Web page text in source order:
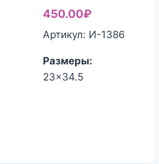
450.00₽
Артикул: И-1386
Размеры:
23x34.5